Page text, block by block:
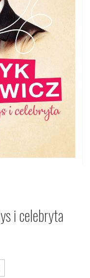
i celebryta